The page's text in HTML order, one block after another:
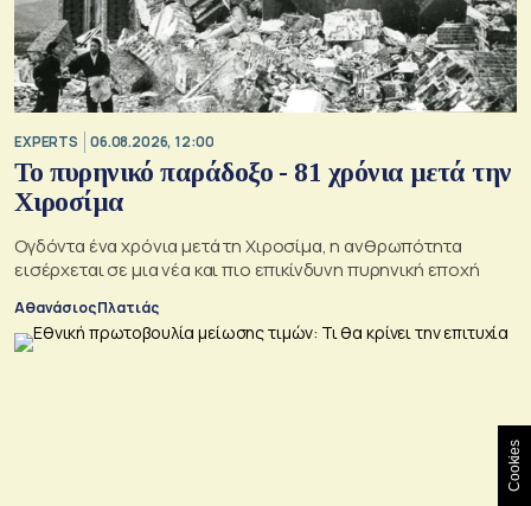
EXPERTS 06.08.2026, 12:00
Το πυρηνικό παράδοξο - 81 χρόνια μετά την
Χιροσίμα
Ογδόντα ένα χρόνια μετά τη Χιροσίμα, η ανθρωπότητα
εισέρχεται σε μια νέα και πιο επικίνδυνη πυρηνική εποχή
Αθανάσιος Πλατιάς
Cookies